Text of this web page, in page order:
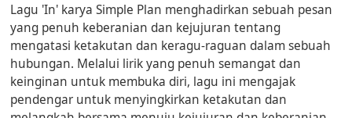
Lagu 'In' karya Simple Plan menghadirkan sebuah pesan
yang penuh keberanian dan kejujuran tentang
mengatasi ketakutan dan keragu-raguan dalam sebuah
hubungan. Melalui lirik yang penuh semangat dan
keinginan untuk membuka diri, lagu ini mengajak
pendengar untuk menyingkirkan ketakutan dan